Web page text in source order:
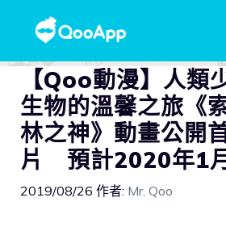
【Qoo動漫】人類
生物的溫馨之旅《
林之神》動畫公開
片 預計2020年1
2019/08/26 作者: Mr. Qoo